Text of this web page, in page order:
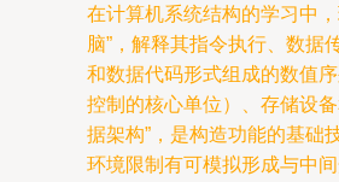
在计算机系统结构的学习中
脑”，解释其指令执行、数据
和数据代码形式组成的数值
控制的核心单位）、存储设
据架构”，是构造功能的基础
环境限制有可模拟形成与中